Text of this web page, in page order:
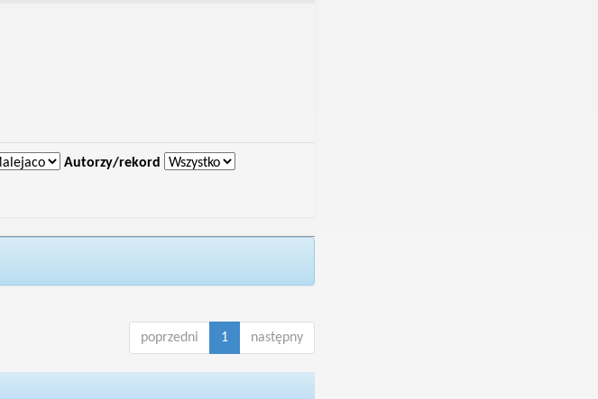
Autorzy/rekord
poprzedni 1 następny